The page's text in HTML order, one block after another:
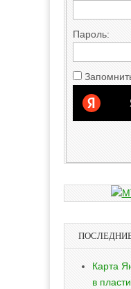
Пароль:
Карта
в